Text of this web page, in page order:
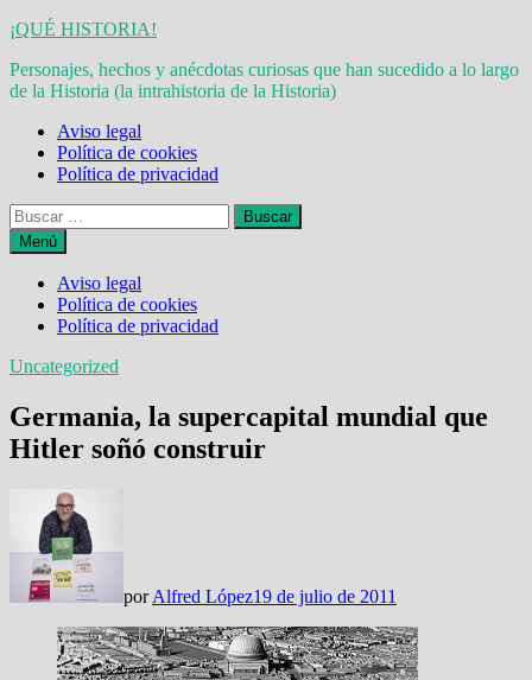
Saltar
contenido
¡QUÉ HISTORIA!
Personajes, hechos y anécdotas curiosas que han sucedido a lo largo
de la Historia (la intrahistoria de la Historia)
Aviso legal
Política de cookies
Política de privacidad
Buscar:
Menú
Aviso legal
Política de cookies
Política de privacidad
Uncategorized
Germania, la supercapital mundial que
Hitler soñó construir
porAlfred López19 de julio de 2011